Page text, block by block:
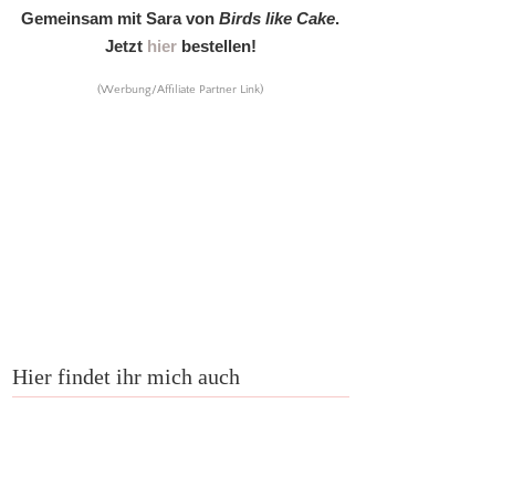
Gemeinsam mit Sara vonBirds like Cake.
Jetzt hierbestellen!
(Werbung/Affiliate Partner Link)
Hier findet ihr mich auch